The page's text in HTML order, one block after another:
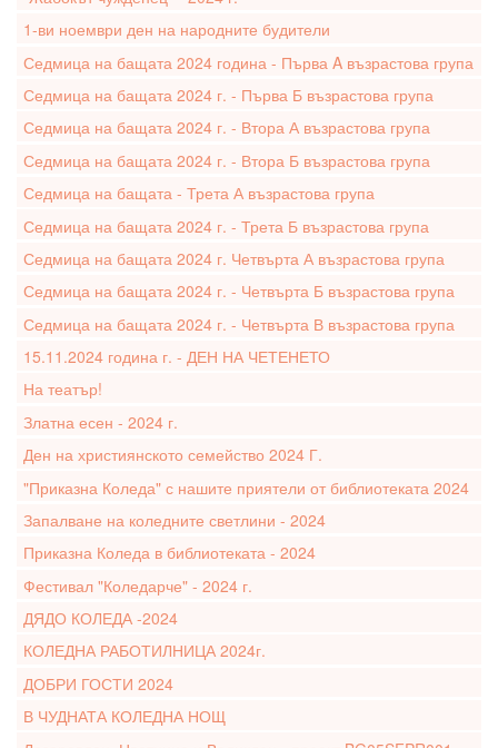
1-ви ноември ден на народните будители
Седмица на бащата 2024 година - Първа A възрастова група
Седмица на бащата 2024 г. - Първа Б възрастова група
Седмица на бащата 2024 г. - Втора А възрастова група
Седмица на бащата 2024 г. - Втора Б възрастова група
Седмица на бащата - Трета А възрастова група
Седмица на бащата 2024 г. - Трета Б възрастова група
Седмица на бащата 2024 г. Четвърта А възрастова група
Седмица на бащата 2024 г. - Четвърта Б възрастова група
Седмица на бащата 2024 г. - Четвърта В възрастова група
15.11.2024 година г. - ДЕН НА ЧЕТЕНЕТО
На театър!
Златна есен - 2024 г.
Ден на християнското семейство 2024 Г.
"Приказна Коледа" с нашите приятели от библиотеката 2024
Запалване на коледните светлини - 2024
Приказна Коледа в библиотеката - 2024
Фестивал "Коледарче" - 2024 г.
ДЯДО КОЛЕДА -2024
КОЛЕДНА РАБОТИЛНИЦА 2024г.
ДОБРИ ГОСТИ 2024
В ЧУДНАТА КОЛЕДНА НОЩ